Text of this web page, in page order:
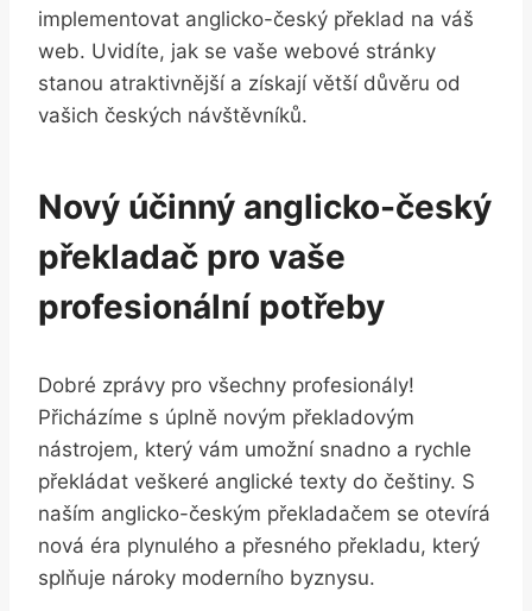
implementovat anglicko-český překlad na váš
web. Uvidíte, jak se vaše webové stránky
stanou atraktivnější a získají větší důvěru od
vašich českých návštěvníků.
Nový účinný anglicko-český
překladač pro vaše
profesionální potřeby
Dobré zprávy pro všechny profesionály!
Přicházíme s úplně novým překladovým
nástrojem, který vám umožní snadno a rychle
překládat veškeré anglické texty do češtiny. S
naším anglicko-českým překladačem se otevírá
nová éra plynulého a přesného překladu, který
splňuje nároky moderního byznysu.